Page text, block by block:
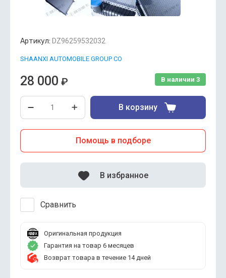
Артикул: DZ96259532032
SHAANXI AUTOMOBILE GROUP CO
В наличии 3
28 000 ₽
В корзину
Помощь в подборе
Сравнить
В избранное
Оригинальная продукция
Гарантия на товар 6 месяцев
Возврат товара в течение 14 дней